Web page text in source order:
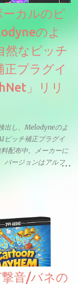
ーカルのピ
のよ
然なピッチ
プラグイ
」リリ
出し、Melodyneのよ
ピッチ補正プラグイ
配布中。メーカーに
バージョンはアルフ
ろによるとオープン
。
撃音/バネの